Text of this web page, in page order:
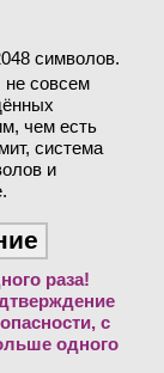
символов.
не совсем
чем есть
система
и
раза!
с
одного